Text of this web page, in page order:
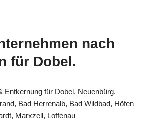
nach
für Dobel.
Entkernung für Dobel, Neuenbürg,
Bad Herrenalb, Bad Wildbad, Höfen
Marxzell, Loffenau